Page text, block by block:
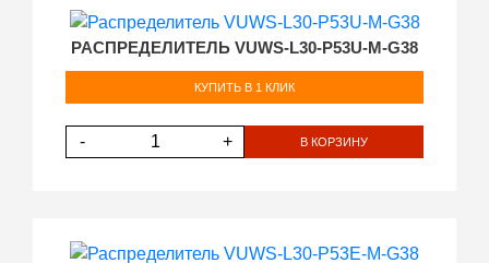
РАСПРЕДЕЛИТЕЛЬ VUWS-L30-P53U-M-G38
КУПИТЬ В 1 КЛИК
- + В КОРЗИНУ